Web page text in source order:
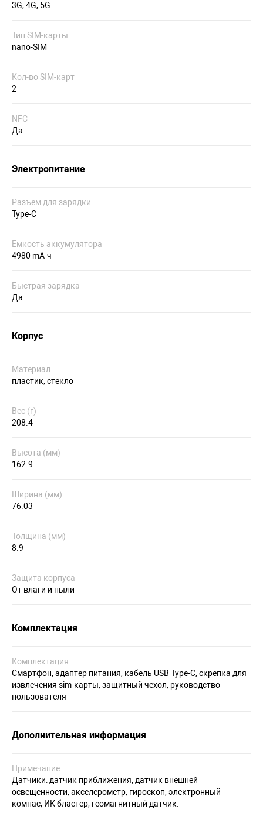
3G, 4G, 5G
Тип SIM-карты
nano-SIM
Кол-во SIM-карт
2
NFC
Да
Электропитание
Разъем для зарядки
Type-C
Емкость аккумулятора
4980 mA-ч
Быстрая зарядка
Да
Корпус
Материал
пластик, стекло
Вес (г)
208.4
Высота (мм)
162.9
Ширина (мм)
76.03
Толщина (мм)
8.9
Защита корпуса
От влаги и пыли
Комплектация
Комплектация
Смартфон, адаптер питания, кабель USB Type-C, скрепка для
извлечения sim-карты, защитный чехол, руководство
пользователя
Дополнительная информация
Примечание
Датчики: датчик приближения, датчик внешней
освещенности, акселерометр, гироскоп, электронный
компас, ИК-бластер, геомагнитный датчик.